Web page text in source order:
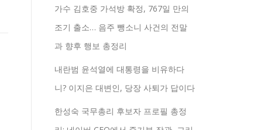
가수 김호중 가석방 확정, 767일 만의
조기 출소… 음주 뺑소니 사건의 전말
과 향후 행보 총정리
내란범 윤석열에 대통령을 비유하다
니? 이지은 대변인, 당장 사퇴가 답이다
한성숙 국무총리 후보자 프로필 총정